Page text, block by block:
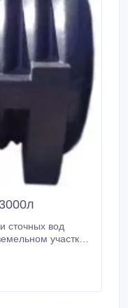
сточных вод
участке и
запах,